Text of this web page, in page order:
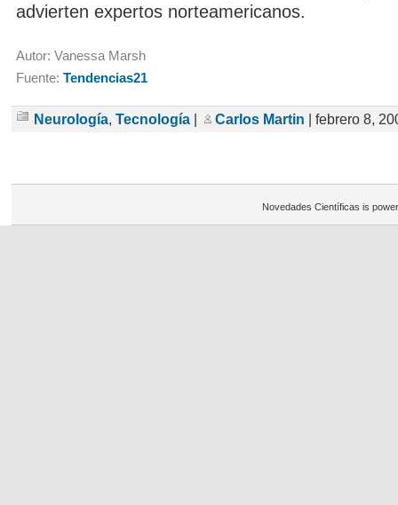
advierten expertos norteamericanos.
Autor: Vanessa Marsh
Fuente: Tendencias21
Neurología, Tecnología Carlos Martin | febrero 8,
Novedades Científicas is